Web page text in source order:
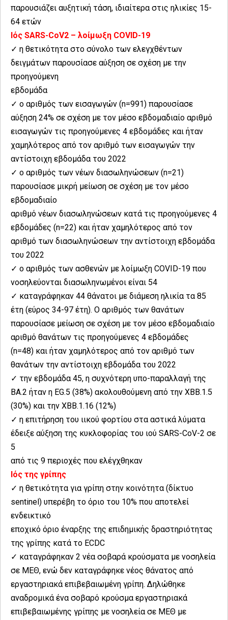
παρουσιάζει αυξητική τάση, ιδιαίτερα στις ηλικίες 15-
64 ετών
Ιός SARS-CoV2 – λοίμωξη COVID-19
✓ η θετικότητα στο σύνολο των ελεγχθέντων
δειγμάτων παρουσίασε αύξηση σε σχέση με την
προηγούμενη
εβδομάδα
✓ ο αριθμός των εισαγωγών (n=991) παρουσίασε
αύξηση 24% σε σχέση με τον μέσο εβδομαδιαίο αριθμό
εισαγωγών τις προηγούμενες 4 εβδομάδες και ήταν
χαμηλότερος από τον αριθμό των εισαγωγών την
αντίστοιχη εβδομάδα του 2022
✓ ο αριθμός των νέων διασωληνώσεων (n=21)
παρουσίασε μικρή μείωση σε σχέση με τον μέσο
εβδομαδιαίο
αριθμό νέων διασωληνώσεων κατά τις προηγούμενες 4
εβδομάδες (n=22) και ήταν χαμηλότερος από τον
αριθμό των διασωληνώσεων την αντίστοιχη εβδομάδα
του 2022
✓ ο αριθμός των ασθενών με λοίμωξη COVID-19 που
νοσηλεύονται διασωληνωμένοι είναι 54
✓ καταγράφηκαν 44 θάνατοι με διάμεση ηλικία τα 85
έτη (εύρος 34-97 έτη). Ο αριθμός των θανάτων
παρουσίασε μείωση σε σχέση με τον μέσο εβδομαδιαίο
αριθμό θανάτων τις προηγούμενες 4 εβδομάδες
(n=48) και ήταν χαμηλότερος από τον αριθμό των
θανάτων την αντίστοιχη εβδομάδα του 2022
✓ την εβδομάδα 45, η συχνότερη υπο-παραλλαγή της
ΒΑ.2 ήταν η EG.5 (38%) ακολουθούμενη από την XBB.1.5
(30%) και την ΧΒΒ.1.16 (12%)
✓ η επιτήρηση του ιικού φορτίου στα αστικά λύματα
έδειξε αύξηση της κυκλοφορίας του ιού SARS-CoV-2 σε
5
από τις 9 περιοχές που ελέγχθηκαν
Ιός της γρίπης
✓ η θετικότητα για γρίπη στην κοινότητα (δίκτυο
sentinel) υπερέβη το όριο του 10% που αποτελεί
ενδεικτικό
εποχικό όριο έναρξης της επιδημικής δραστηριότητας
της γρίπης κατά το ECDC
✓ καταγράφηκαν 2 νέα σοβαρά κρούσματα με νοσηλεία
σε ΜΕΘ, ενώ δεν καταγράφηκε νέος θάνατος από
εργαστηριακά επιβεβαιωμένη γρίπη. Δηλώθηκε
αναδρομικά ένα σοβαρό κρούσμα εργαστηριακά
επιβεβαιωμένης γρίπης με νοσηλεία σε ΜΕΘ με